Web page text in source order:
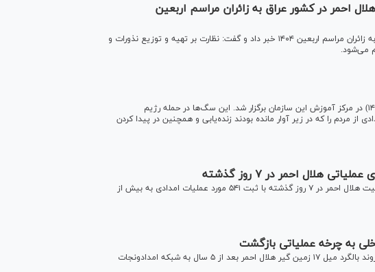
احمر: ۸ هزار و ۲۰۰ داوطلب هلال احمر در کشور عراق به زائران مراسم اربعین
رئیس جمعیت هلال احمر از خدمت‌رسانی ۸ هزار و ۲۰۰ داوطلب به زائران مراسم اربعین ۱۴۰۴ خبر داد و گفت: نظارت بر تهیه و توزیع نذورات و
می‌شود.
مانور سگ‌های نجات و زنده‌یاب هلال احمر، چهارشنبه (۲۵ تیر ۱۴۰۴) در مرکز آموزش این سازمان برگزار شد. این سگ‌ها در حمله رژیم
از مردم را که در زیر آوار مانده بودند زنده‌یابی و همچنین در پیدا کردن
معاون عملیات سازمان امدادونجات گفت: نیرو‌های عملیاتی جمعیت هلال احمر در ۷ روز گذشته با ثبت ۵۴۱ مورد عملیات امدادی به بیش از
به چرخه عملیاتی بازگشت
رئیس سازمان امدادونجات جمعیت هلال احمر از پیوستن یک فروند بالگرد میل ۱۷ زمین گیر هلال احمر بعد از ۵ سال به شبکه امدادونجات